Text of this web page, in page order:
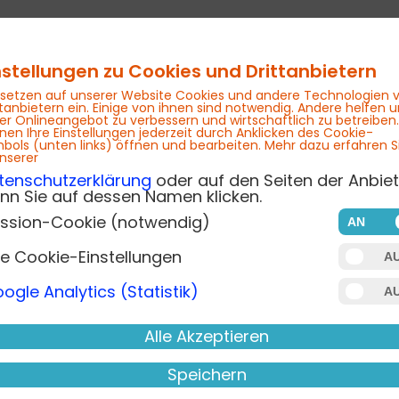
Inhouse Blog
wir Beiträge zu den Themen der School
Studie - Mauer GmbH zählt
zu Cookies und Drittanbietern
auf unserer Website Cookies und andere Technologien
ein. Einige von ihnen sind notwendig. Andere helfen
Onlineangebot zu verbessern und wirtschaftlich zu betreiben.
Ihre Einstellungen jederzeit durch Anklicken des Cookie-
(unten links) öffnen und bearbeiten. Mehr dazu erfahren
oder auf den Seiten der
Sie auf dessen Namen klicken.
Cookie (notwendig)
Cookie-Einstellungen
Analytics (Statistik)
Alle Akzeptieren
Speichern